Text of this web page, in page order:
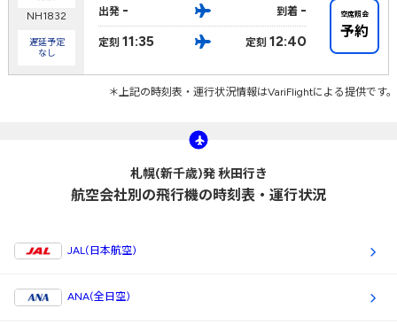
NH1832
遅延予定
なし
出発 - 到着 -
定刻 11:35 定刻 12:40
空席照会
予約
＊上記の時刻表・運行状況情報はVariFlightによる提供です。
札幌(新千歳)発 秋田行き
航空会社別の飛行機の時刻表・運行状況
JAL(日本航空)
ANA(全日空)